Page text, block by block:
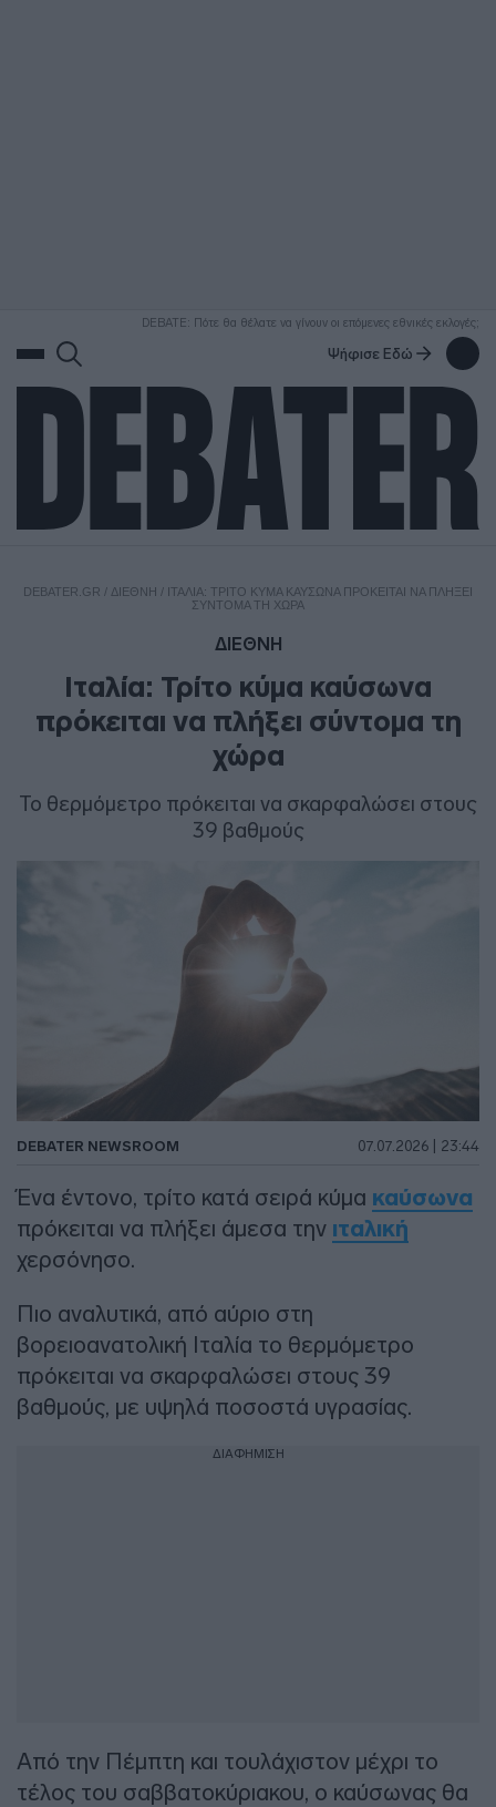
DEBATE: Πότε θα θέλατε να γίνουν οι επόμενες εθνικές εκλογές;
Ψήφισε Εδώ
DEBATER.GR / ΔΙΕΘΝΗ / ΙΤΑΛΊΑ: ΤΡΊΤΟ ΚΎΜΑ ΚΑΎΣΩΝΑ ΠΡΌΚΕΙΤΑΙ ΝΑ ΠΛΉΞΕΙ
ΣΎΝΤΟΜΑ ΤΗ ΧΏΡΑ
ΔΙΕΘΝΗ
Ιταλία: Τρίτο κύμα καύσωνα
πρόκειται να πλήξει σύντομα τη
χώρα
To θερμόμετρο πρόκειται να σκαρφαλώσει στους
39 βαθμούς
DEBATER NEWSROOM 07.07.2026 | 23:44
Ένα έντονο, τρίτο κατά σειρά κύμα καύσωνα
πρόκειται να πλήξει άμεσα την ιταλική
χερσόνησο.
Πιο αναλυτικά, από αύριο στη
βορειοανατολική Ιταλία το θερμόμετρο
πρόκειται να σκαρφαλώσει στους 39
βαθμούς, με υψηλά ποσοστά υγρασίας.
ΔΙΑΦΗΜΙΣΗ
Από την Πέμπτη και τουλάχιστον μέχρι το
τέλος του σαββατοκύριακου, ο καύσωνας θα